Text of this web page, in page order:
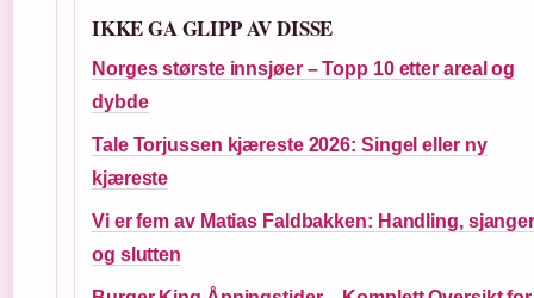
IKKE GA GLIPP AV DISSE
Norges største innsjøer – Topp 10 etter areal og
dybde
Tale Torjussen kjæreste 2026: Singel eller ny
kjæreste
Vi er fem av Matias Faldbakken: Handling,
og slutten